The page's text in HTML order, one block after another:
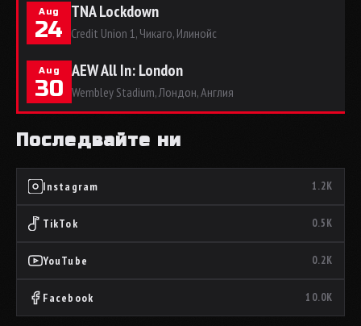
Aug
24
TNA Lockdown
Credit Union 1, Чикаго, Илинойс
Aug
30
AEW All In: London
Wembley Stadium, Лондон, Англия
Последвайте ни
Instagram 1.2K
TikTok 0.5K
YouTube 0.2K
Facebook 10.0K